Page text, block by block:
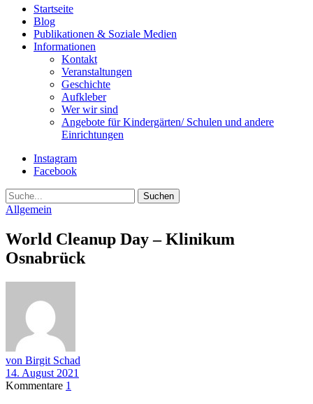
Startseite
Blog
Publikationen & Soziale Medien
Informationen
Kontakt
Veranstaltungen
Geschichte
Aufkleber
Wer wir sind
Angebote für Kindergärten/ Schulen und andere
Einrichtungen
Instagram
Facebook
Suche
Allgemein
World Cleanup Day – Klinikum
Osnabrück
von Birgit Schad
14. August 2021
Kommentare 1